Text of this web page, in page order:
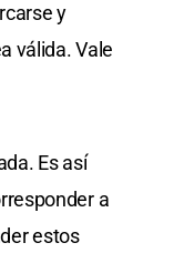
y
válida. Vale
Es así
a
estos